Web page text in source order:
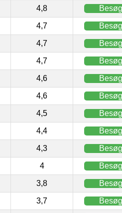
4,8 Besøg
4,7 Besøg
4,7 Besøg
4,7 Besøg
4,6 Besøg
4,6 Besøg
4,5 Besøg
4,4 Besøg
4,3 Besøg
4 Besøg
3,8 Besøg
3,7 Besøg